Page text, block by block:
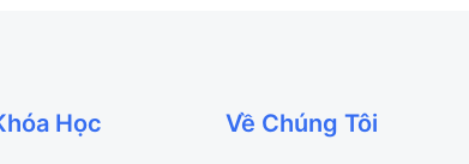
Học Về Chúng Tôi